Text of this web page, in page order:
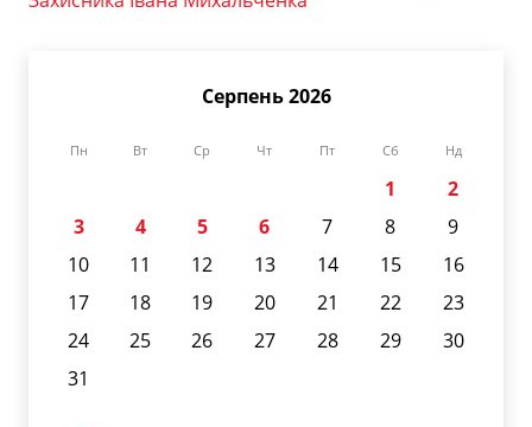
Серпень 2026
Пн Вт Ср Чт Пт Сб Нд
1
2
3
4 5 6 7 8
9
10
11 12 13 14 15
16
17
18 19 20 21 22
23
24
25 26 27 28 29
30
31